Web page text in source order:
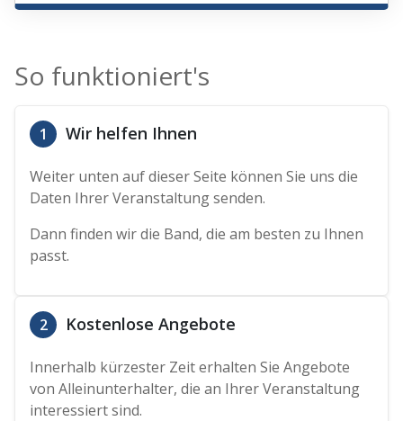
So funktioniert's
1 Wir helfen Ihnen
Weiter unten auf dieser Seite können Sie uns die
Daten Ihrer Veranstaltung senden.
Dann finden wir die Band, die am besten zu Ihnen
passt.
2 Kostenlose Angebote
Innerhalb kürzester Zeit erhalten Sie Angebote
von Alleinunterhalter, die an Ihrer Veranstaltung
interessiert sind.